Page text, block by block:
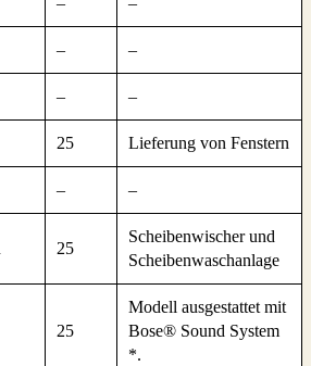
– –
– –
25 Lieferung von Fenstern
– –
25
Scheibenwischer und
Scheibenwaschanlage
25
Modell ausgestattet mit
Bose® Sound System
*.